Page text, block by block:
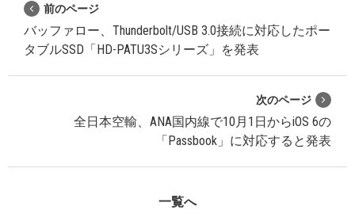
前のページ
バッファロー、Thunderbolt/USB 3.0接続に対応したポー
タブルSSD「HD-PATU3Sシリーズ」を発表
次のページ
全日本空輸、ANA国内線で10月1日からiOS 6の
「Passbook」に対応すると発表
一覧へ